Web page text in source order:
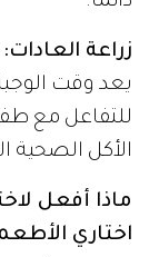
زراعة العادات:
يعد وقت
للتفاعل مع
الأكل الصحية
ماذا أفعل
اختاري